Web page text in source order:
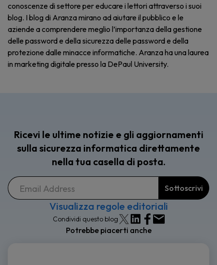
conoscenze di settore per educare i lettori attraverso i suoi
blog. I blog di Aranza mirano ad aiutare il pubblico e le
aziende a comprendere meglio l’importanza della gestione
delle password e della sicurezza delle password e della
protezione dalle minacce informatiche. Aranza ha una laurea
in marketing digitale presso la DePaul University.
Ricevi le ultime notizie e gli aggiornamenti
sulla sicurezza informatica direttamente
nella tua casella di posta.
Visualizza regole editoriali
Condividi questo blog
Potrebbe piacerti anche